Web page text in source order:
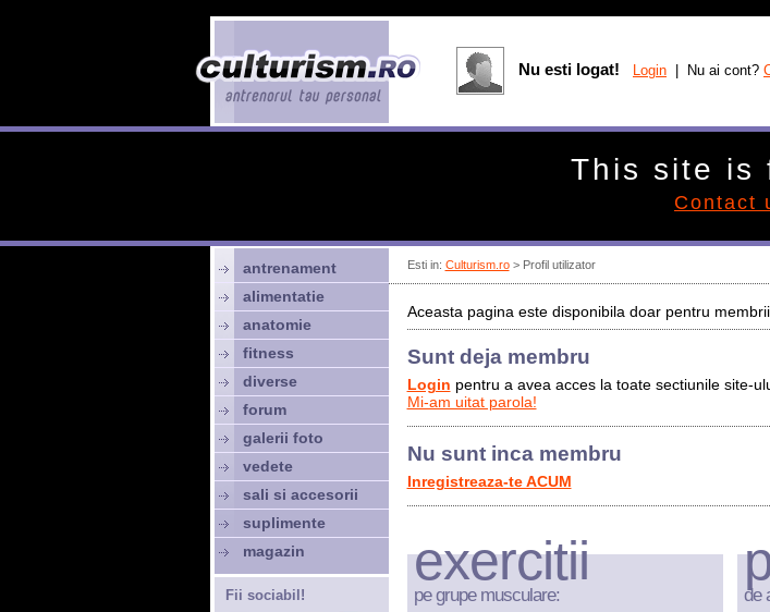
Esti in: Culturism.ro> Profil utilizator
Aceasta pagina este disponibila doar pentru
Sunt deja membru
Login pentru a avea acces la toate sectiunile site-
Mi-am uitat parola!
Nu sunt inca membru
Inregistreaza-te ACUM
exercitii
pe grupe musculare: de
antrenament
alimentatie
anatomie
fitness
diverse
forum
galerii foto
vedete
sali si accesorii
suplimente
magazin
Fii sociabil!
Nu esti logat! Login | Nu ai cont?
This site is
Contact